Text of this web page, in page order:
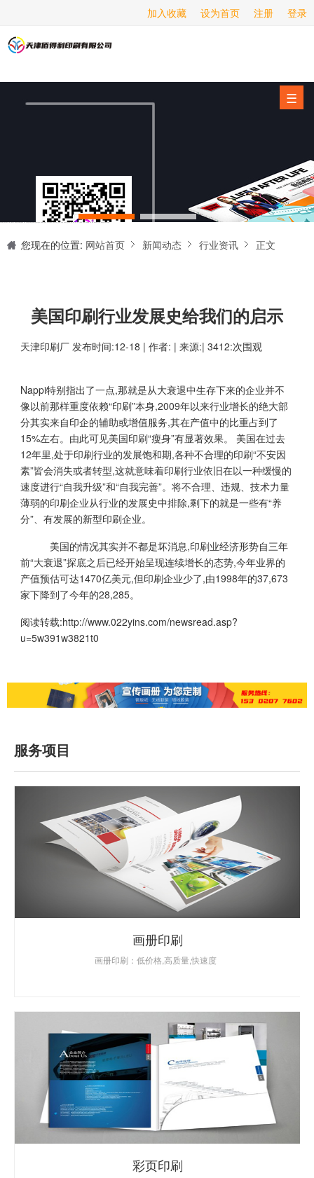
登录
注册
设为首页
加入收藏
☰
海报印刷
服务项目
新闻动态
关于我们
联系我们
您现在的位置: 网站首页 新闻动态 行业资讯 正文
美国印刷行业发展史给我们的启示
天津印刷厂 发布时间:12-18 | 作者: | 来源:| 3412:次围观
Nappi特别指出了一点,那就是从大衰退中生存下来的企业并不
像以前那样重度依赖“印刷”本身,2009年以来行业增长的绝大部
分其实来自印企的辅助或增值服务,其在产值中的比重占到了
15%左右。由此可见美国印刷“瘦身”有显著效果。 美国在过去
12年里,处于印刷行业的发展饱和期,各种不合理的印刷“不安因
素”皆会消失或者转型,这就意味着印刷行业依旧在以一种缓慢的
速度进行“自我升级”和“自我完善”。将不合理、违规、技术力量
薄弱的印刷企业从行业的发展史中排除,剩下的就是一些有“养
分”、有发展的新型印刷企业。
美国的情况其实并不都是坏消息,印刷业经济形势自三年
前“大衰退”探底之后已经开始呈现连续增长的态势,今年业界的
产值预估可达1470亿美元,但印刷企业少了,由1998年的37,673
家下降到了今年的28,285。
阅读转载:http://www.022yins.com/newsread.asp?
u=5w391w3821t0
服务项目
画册印刷
画册印刷：低价格,高质量,快速度
彩页印刷